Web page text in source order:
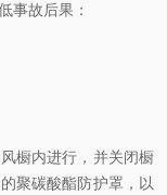
故后果：
橱内进行，并关闭橱
聚碳酸酯防护罩，以